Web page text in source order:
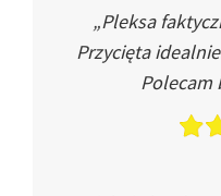
„Pleksa
Przycięta
Polecam